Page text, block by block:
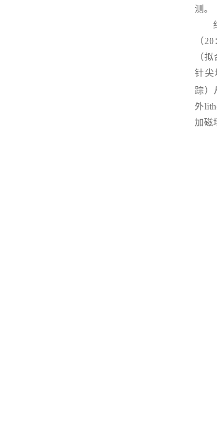
测。
（
（
针尖
踪）
外
加磁